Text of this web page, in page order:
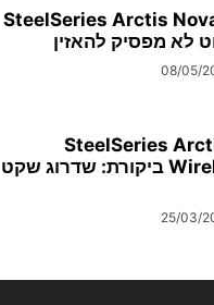
SteelSeries Arctis
לא מפסיק להאזין
08/05/
SteelSeries
Wireless Gen 2 ביקורת: שדרוג שקט
25/03/